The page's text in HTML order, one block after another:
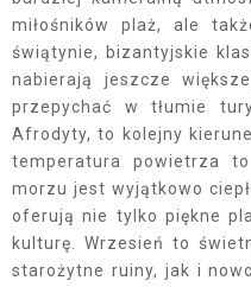
miłośników plaż, ale
świątynie, bizantyjskie
nabierają jeszcze
przepychać w tłumie
Afrodyty, to kolejny
temperatura powietrza
morzu jest wyjątkowo
oferują nie tylko piękne
kulturę. Wrzesień to
starożytne ruiny, jak i